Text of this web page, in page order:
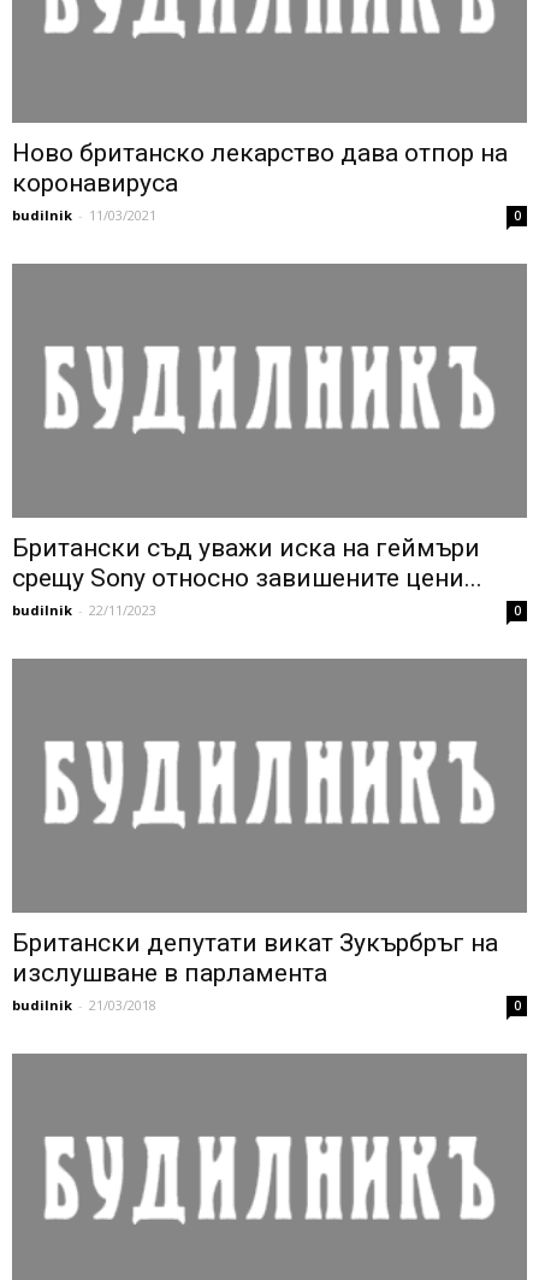
Ново британско лекарство дава отпор на
коронавируса
budilnik - 11/03/2021 0
Британски съд уважи иска на геймъри
срещу Sony относно завишените цени...
budilnik - 22/11/2023 0
Британски депутати викат Зукърбръг на
изслушване в парламента
budilnik - 21/03/2018 0